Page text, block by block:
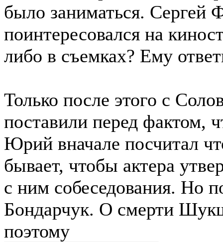
было заниматься. Сергей
поинтересовался на
либо в съемках? Ему
Только после этого с
поставили перед фактом,
Юрий вначале посчитал
бывает, чтобы актера
с ним собеседования. Но
Бондарчук. О смерти
поэтому